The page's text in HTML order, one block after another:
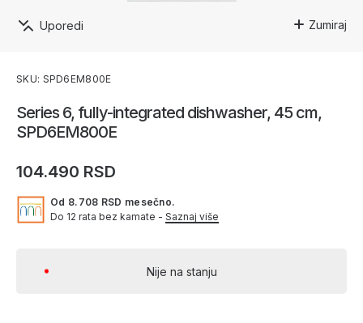
Zumiraj
Uporedi
Series 6, fully-integrated dishwasher, 45 cm,
SPD6EM800E
104.490 RSD
Od 8.708 RSD mesečno.
Do 12 rata bez kamate - Saznaj više
Nije na stanju
SKU: SPD6EM800E